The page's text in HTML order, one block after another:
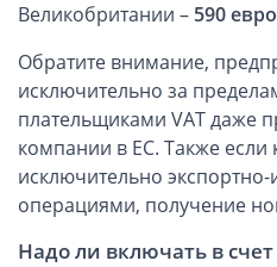
VAT номер (НДС)
VAT номер в Великобритании
VAT номер на Кипре
Проверка названий
Регистрация торговой марки
Великобритании – 590 евро
Обратите внимание,
исключительно за
плательщиками VAT даже
компании в ЕС. Также если
исключительно
операциями, получение
Надо ли включать в